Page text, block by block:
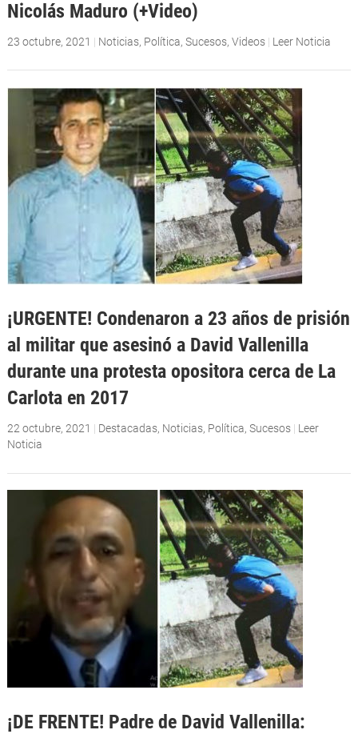
Nicolás Maduro (+Video)
23 octubre, 2021 | Noticias, Política, Sucesos, Videos | Leer Noticia
¡URGENTE! Condenaron a 23 años de prisión
al militar que asesinó a David Vallenilla
durante una protesta opositora cerca de La
Carlota en 2017
22 octubre, 2021 | Destacadas, Noticias, Política, Sucesos | Leer
Noticia
¡DE FRENTE! Padre de David Vallenilla: